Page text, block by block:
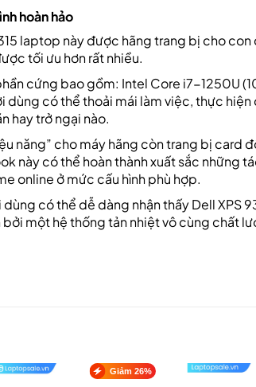
hoàn hảo
laptop này được hãng trang bị cho
tối ưu hơn rất nhiều.
cứng bao gồm: Intel Core i7-1250U
dùng có thể thoải mái làm việc, thực
hay trở ngại nào.
năng” cho máy hãng còn trang bị card
này có thể hoàn thành xuất sắc những
online ở mức cấu hình phù hợp.
có thể dễ dàng nhận thấy Dell XPS
một hệ thống tản nhiệt vô cùng chất
Giảm 26%